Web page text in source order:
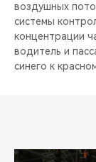
воздушных
системы
концентрации
водитель и
синего к